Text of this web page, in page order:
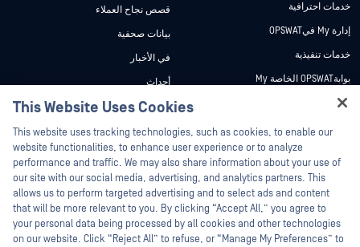
خدمات احترافية
إدارة My فيOPSWAT
خدمات تنفيذية
بوابةOPSWAT الخاصة My
وثائق تقنية
دورات تدريبية
برنامج الثغرات الأمنية
الشركاء
شهادات
شركاء التكنولوجيا
برنامج شركاء القنوات
قصص نجاح العملاء
بيانات صحفية
في الأخبار
أحداث
ندوات عبر الإنترنت
أوراق البيانات
مستندات تقنية
أدوات مجانية
This Website Uses Cookies
This website uses tracking technologies, such as cookies, to enable our
website functionalities, to enhance user experience or to analyze
performance and traffic. We may also share information about your use of
our site with our social media, advertising, and analytics partners. This
allows us to perform targeted advertising and to select ads and content
that will be more relevant to you. By clicking “Accept All,” you agree to
your personal data being processed by all cookies and other technologies
on our website. Click “Reject All” to refuse, or “Manage My Preferences” to
Hey there!
I'm Ozzy, your OPSWAT virtual assistant.
How can I help you secure what's critical
today?